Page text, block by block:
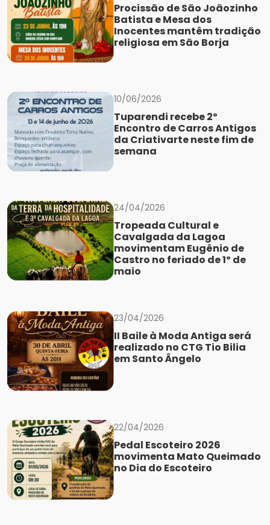
Procissão de São Joãozinho
Batista e Mesa dos
Inocentes mantêm tradição
religiosa em São Borja
10/06/2026
Tuparendi recebe 2º
Encontro de Carros Antigos
da Criativarte neste fim de
semana
24/04/2026
Tropeada Cultural e
Cavalgada da Lagoa
movimentam Eugênio de
Castro no feriado de 1º de
maio
23/04/2026
II Baile à Moda Antiga será
realizado no CTG Tio Bilia
em Santo Ângelo
22/04/2026
Pedal Escoteiro 2026
movimenta Mato Queimado
no Dia do Escoteiro